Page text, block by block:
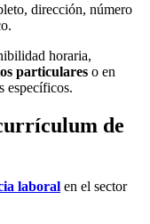
dirección, número
horaria,
particulares o en
específicos.
de
laboral en el sector